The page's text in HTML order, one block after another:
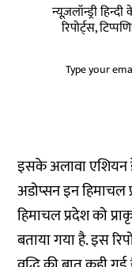
न्यूज़लॉन्ड्री
रिपोर्ट्स,
इसके अलावा
अडोप्सन इन हिमाचल
हिमाचल प्रदेश को
बताया गया है. इस